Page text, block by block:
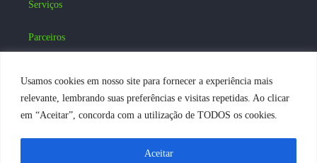
Usamos cookies em nosso site para fornecer a experiência mais
relevante, lembrando suas preferências e visitas repetidas. Ao clicar
em “Aceitar”, concorda com a utilização de TODOS os cookies.
Aceitar
Serviços
Parceiros
Contatos
Acesse nossas Redes Sociais :